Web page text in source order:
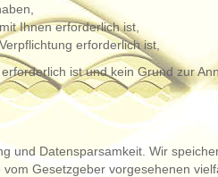
Ihnen erforderlich ist,
erforderlich ist,
ist und kein Grund zur
und Datensparsamkeit. Wir
Gesetzgeber vorgesehenen